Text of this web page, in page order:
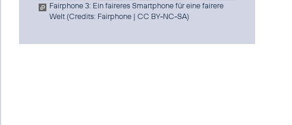
Fairphone 3: Ein faireres Smartphone für eine fairere
Welt (Credits: Fairphone |CC BY-NC-SA)